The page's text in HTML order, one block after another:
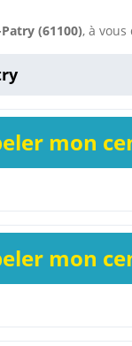
(61100), à vous
mon
mon